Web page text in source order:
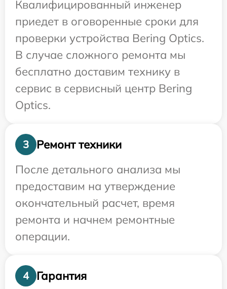
Квалифицированный инженер
приедет в оговоренные сроки для
проверки устройства Bering Optics.
В случае сложного ремонта мы
бесплатно доставим технику в
сервис в сервисный центр Bering
Optics.
3
Ремонт техники
После детального анализа мы
предоставим на утверждение
окончательный расчет, время
ремонта и начнем ремонтные
операции.
4
Гарантия